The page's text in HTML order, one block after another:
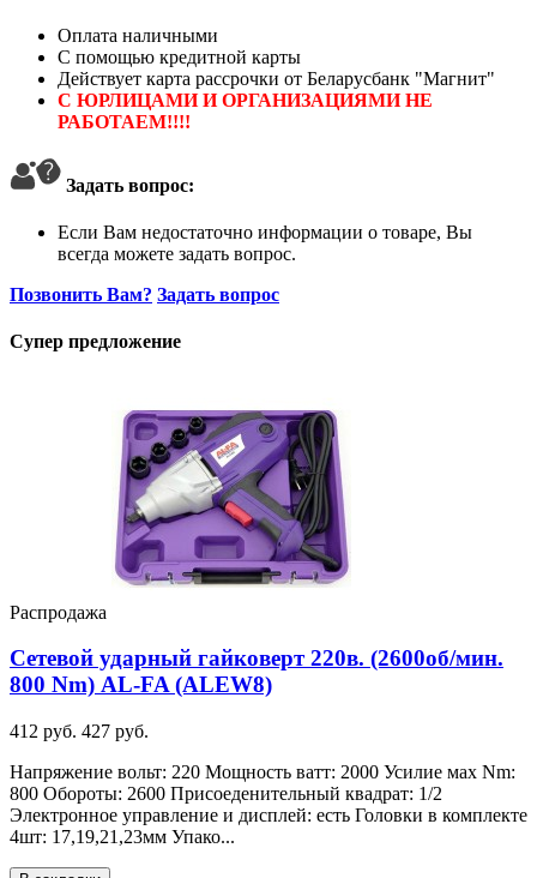
Оплата наличными
С помощью кредитной карты
Действует карта рассрочки от Беларусбанк "Магнит"
С ЮРЛИЦАМИ И ОРГАНИЗАЦИЯМИ НЕ
РАБОТАЕМ!!!!
Задать вопрос:
Если Вам недостаточно информации о товаре, Вы
всегда можете задать вопрос.
Позвонить Вам? Задать вопрос
Супер предложение
Распродажа
Сетевой ударный гайковерт 220в. (2600об/мин.
800 Nm) AL-FA (ALEW8)
412 руб. 427 руб.
Напряжение вольт: 220 Мощность ватт: 2000 Усилие мах Nm:
800 Обороты: 2600 Присоеденительный квадрат: 1/2
Электронное управление и дисплей: есть Головки в комплекте
4шт: 17,19,21,23мм Упако...